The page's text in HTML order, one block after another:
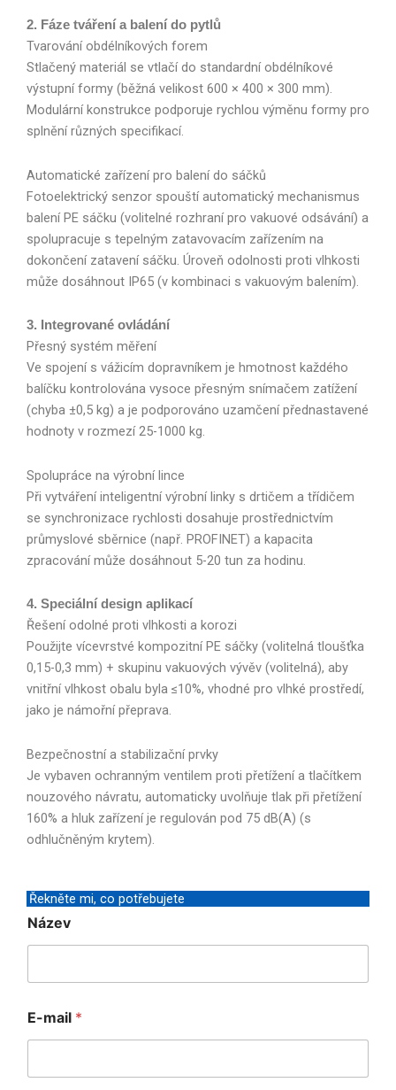
2. Fáze tváření a balení do pytlů
Tvarování obdélníkových forem
Stlačený materiál se vtlačí do standardní obdélníkové
výstupní formy (běžná velikost 600 × 400 × 300 mm).
Modulární konstrukce podporuje rychlou výměnu formy pro
splnění různých specifikací.
Automatické zařízení pro balení do sáčků
Fotoelektrický senzor spouští automatický mechanismus
balení PE sáčku (volitelné rozhraní pro vakuové odsávání) a
spolupracuje s tepelným zatavovacím zařízením na
dokončení zatavení sáčku. Úroveň odolnosti proti vlhkosti
může dosáhnout IP65 (v kombinaci s vakuovým balením).
3. Integrované ovládání
Přesný systém měření
Ve spojení s vážicím dopravníkem je hmotnost každého
balíčku kontrolována vysoce přesným snímačem zatížení
(chyba ±0,5 kg) a je podporováno uzamčení přednastavené
hodnoty v rozmezí 25-1000 kg.
Spolupráce na výrobní lince
Při vytváření inteligentní výrobní linky s drtičem a třídičem
se synchronizace rychlosti dosahuje prostřednictvím
průmyslové sběrnice (např. PROFINET) a kapacita
zpracování může dosáhnout 5-20 tun za hodinu.
4. Speciální design aplikací
Řešení odolné proti vlhkosti a korozi
Použijte vícevrstvé kompozitní PE sáčky (volitelná tloušťka
0,15-0,3 mm) + skupinu vakuových vývěv (volitelná), aby
vnitřní vlhkost obalu byla ≤10%, vhodné pro vlhké prostředí,
jako je námořní přeprava.
Bezpečnostní a stabilizační prvky
Je vybaven ochranným ventilem proti přetížení a tlačítkem
nouzového návratu, automaticky uvolňuje tlak při přetížení
160% a hluk zařízení je regulován pod 75 dB(A) (s
odhlučněným krytem).
Řekněte mi, co potřebujete
I
P
N
v
E
-
a
Název
E-mail *